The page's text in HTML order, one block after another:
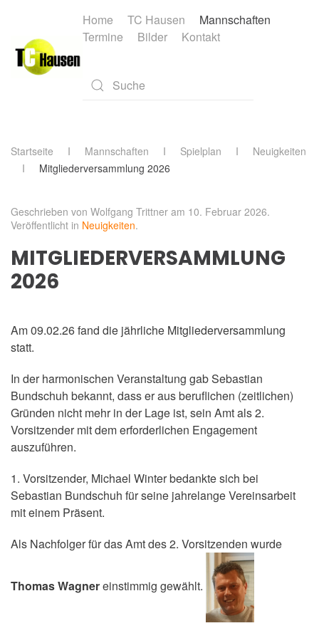
Skip to main content
Home TC Hausen
Mannschaften
Termine
Bilder Kontakt
Startseite Mannschaften Spielplan
Neuigkeiten
Mitgliederversammlung 2026
Geschrieben von Wolfgang Trittner am 10. Februar 2026.
Veröffentlicht in Neuigkeiten.
MITGLIEDERVERSAMMLUNG
2026
Am 09.02.26 fand die jährliche Mitgliederversammlung
statt.
In der harmonischen Veranstaltung gab Sebastian
Bundschuh bekannt, dass er aus beruflichen (zeitlichen)
Gründen nicht mehr in der Lage ist, sein Amt als 2.
Vorsitzender mit dem erforderlichen Engagement
auszuführen.
1. Vorsitzender, Michael Winter bedankte sich bei
Sebastian Bundschuh für seine jahrelange Vereinsarbeit
mit einem Präsent.
Als Nachfolger für das Amt des 2. Vorsitzenden wurde
Thomas Wagnereinstimmig gewählt.